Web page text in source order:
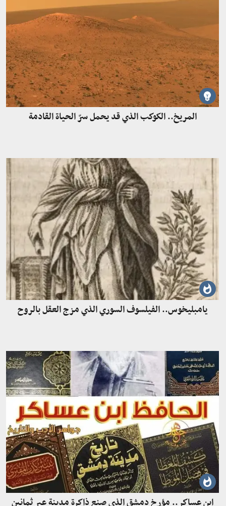
المريخ.. الكوكب الذي قد يحمل سرّ الحياة القادمة
يامبليخوس.. الفيلسوف السوري الذي مزج العقل بالروح
ابن عساكر.. مؤرخ دمشق الذي صنع ذاكرة مدينة عبر ثمانين